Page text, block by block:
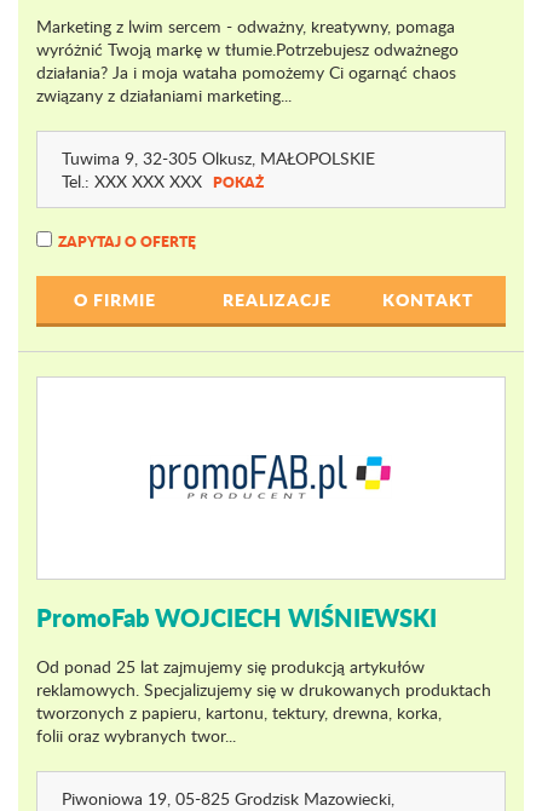
Marketing z lwim sercem - odważny, kreatywny, pomaga
wyróżnić Twoją markę w tłumie.Potrzebujesz odważnego
działania? Ja i moja wataha pomożemy Ci ogarnąć chaos
związany z działaniami marketing...
Tuwima 9, 32-305 Olkusz, MAŁOPOLSKIE
Tel.: XXX XXX XXX POKAŻ
ZAPYTAJ O OFERTĘ
O FIRMIE REALIZACJE KONTAKT
PromoFab WOJCIECH WIŚNIEWSKI
Od ponad 25 lat zajmujemy się produkcją artykułów
reklamowych. Specjalizujemy się w drukowanych produktach
tworzonych z papieru, kartonu, tektury, drewna, korka,
folii oraz wybranych twor...
Piwoniowa 19, 05-825 Grodzisk Mazowiecki,